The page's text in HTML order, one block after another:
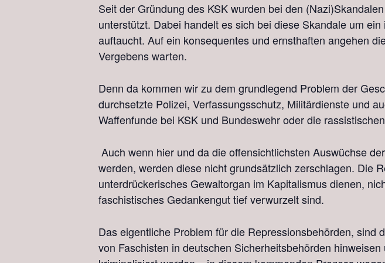
Seit der Gründung des KSK wurden bei den
unterstützt. Dabei handelt es sich bei diese Skandale um
auftaucht. Auf ein konsequentes und ernsthaften angehen
Vergebens warten.
Denn da kommen wir zu dem grundlegend Problem der
durchsetzte Polizei, Verfassungsschutz, Militärdienste und
Waffenfunde bei KSK und Bundeswehr oder die
Auch wenn hier und da die offensichtlichsten Auswüchse
werden, werden diese nicht grundsätzlich zerschlagen. Die
unterdrückerisches Gewaltorgan im Kapitalismus dienen,
faschistisches Gedankengut tief verwurzelt sind.
Das eigentliche Problem für die Repressionsbehörden,
von Faschisten in deutschen Sicherheitsbehörden